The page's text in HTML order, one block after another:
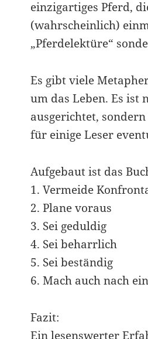
einzigartiges Pferd,
(wahrscheinlich)
„Pferdelektüre“
Es gibt viele
um das Leben. Es
ausgerichtet,
für einige Leser
Aufgebaut ist das
1. Vermeide
2. Plane voraus
3. Sei geduldig
4. Sei beharrlich
5. Sei beständig
6. Mach auch nach
Fazit:
Ein lesenswerter